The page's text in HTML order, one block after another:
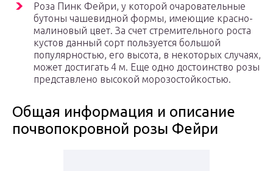
Роза Пинк Фейри, у которой очаровательные
бутоны чашевидной формы, имеющие красно-
малиновый цвет. За счет стремительного роста
кустов данный сорт пользуется большой
популярностью, его высота, в некоторых случаях,
может достигать 4 м. Еще одно достоинство розы
представлено высокой морозостойкостью.
Общая информация и описание
почвопокровной розы Фейри